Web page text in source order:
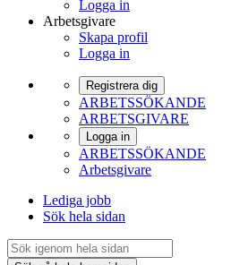
Logga in
Arbetsgivare
Skapa profil
Logga in
Registrera dig
ARBETSSÖKANDE
ARBETSGIVARE
Logga in
ARBETSSÖKANDE
Arbetsgivare
Lediga jobb
Sök hela sidan